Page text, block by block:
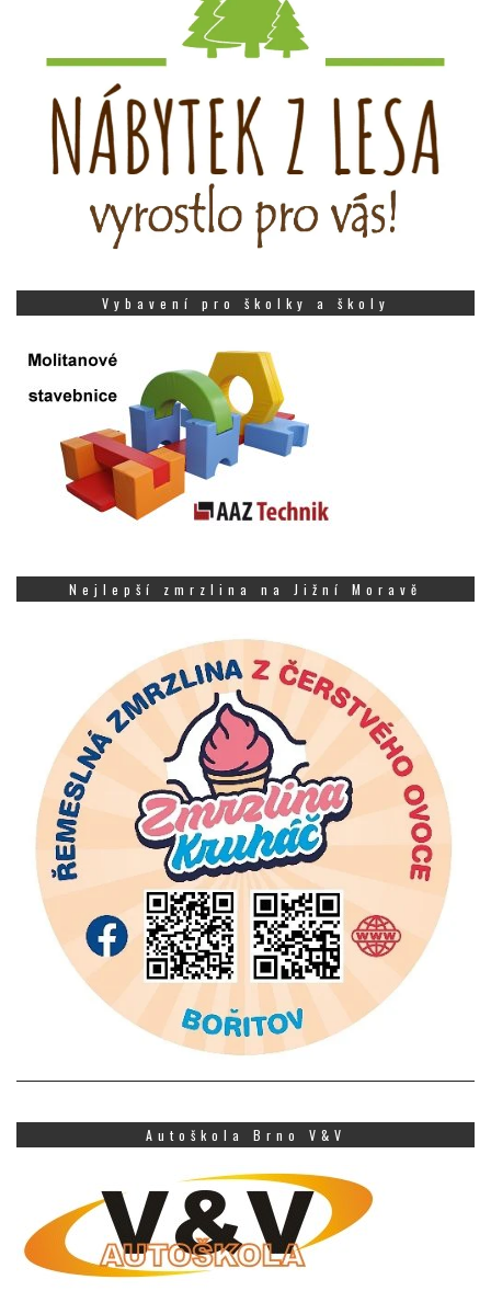
Vybavení pro školky a školy
Nejlepší zmrzlina na Jižní Moravě
Autoškola Brno V&V